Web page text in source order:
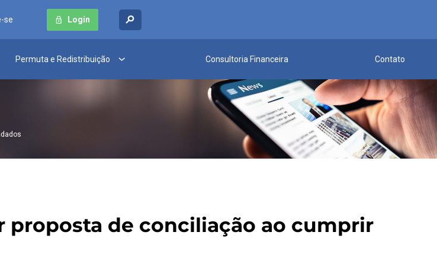
se Login
Permuta e Redistribuição Consultoria Financeira Contato
de conciliação ao cumprir